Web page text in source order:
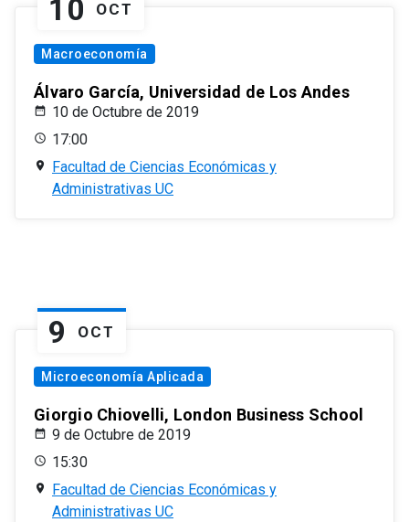
10 OCT
Macroeconomía
Álvaro García, Universidad de Los Andes
10 de Octubre de 2019
17:00
Facultad de Ciencias Económicas y
Administrativas UC
9 OCT
Microeconomía Aplicada
Giorgio Chiovelli, London Business School
9 de Octubre de 2019
15:30
Facultad de Ciencias Económicas y
Administrativas UC